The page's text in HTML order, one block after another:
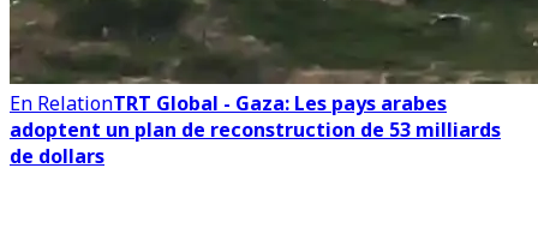
En RelationTRT Global - Gaza: Les pays arabes
adoptent un plan de reconstruction de 53 milliards
de dollars